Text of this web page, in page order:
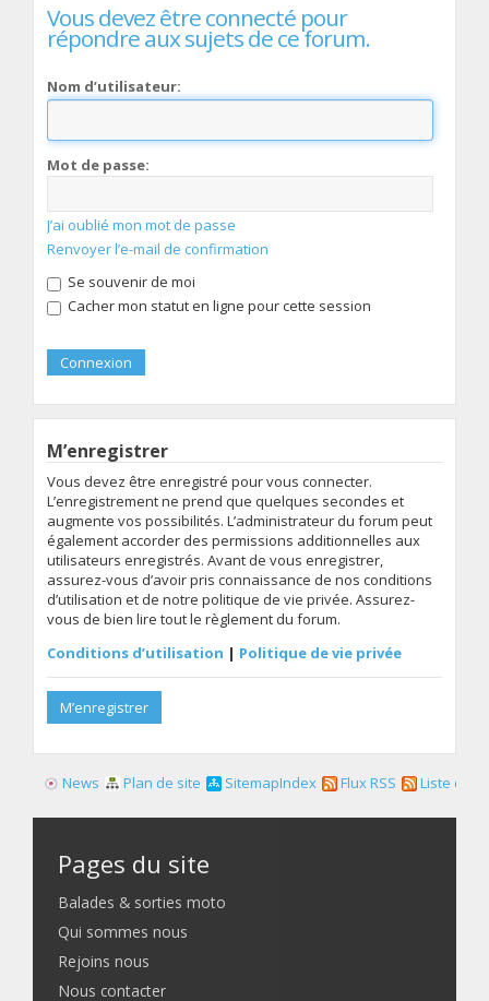
Vous devez être connecté pour
répondre aux sujets de ce forum.
Nom d’utilisateur:
Mot de passe:
J’ai oublié mon mot de passe
Renvoyer l’e-mail de confirmation
Se souvenir de moi
Cacher mon statut en ligne pour cette session
M’enregistrer
Vous devez être enregistré pour vous connecter.
L’enregistrement ne prend que quelques secondes et
augmente vos possibilités. L’administrateur du forum peut
également accorder des permissions additionnelles aux
utilisateurs enregistrés. Avant de vous enregistrer,
assurez-vous d’avoir pris connaissance de nos conditions
d’utilisation et de notre politique de vie privée. Assurez-
vous de bien lire tout le règlement du forum.
Conditions d’utilisation | Politique de vie privée
M’enregistrer
News Plan de site SitemapIndex Flux RSS Liste des
Pages du site
Balades & sorties moto
Qui sommes nous
Rejoins nous
Nous contacter